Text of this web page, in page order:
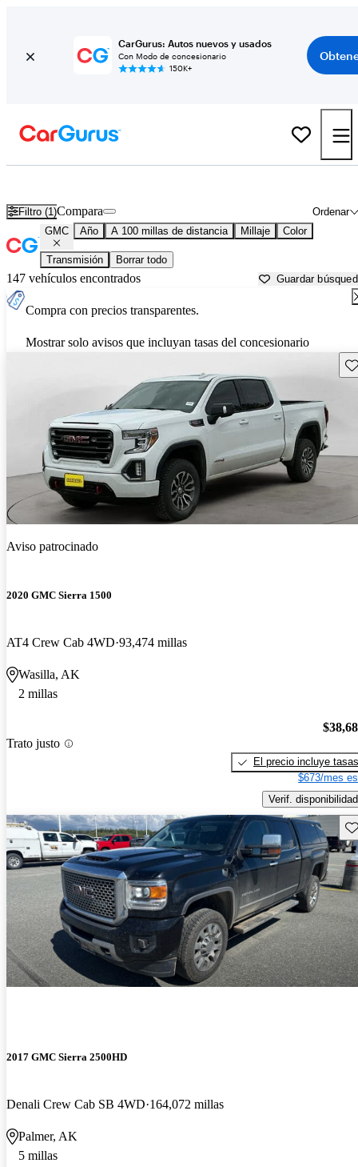
CarGurus: Autos nuevos y usados
Con Modo de concesionario
150K+
Filtro (1) Ordenar
Compara
GMC Año A 100 millas de distancia Millaje Color
Transmisión Borrar todo
147 vehículos encontrados Guardar
Compra con precios transparentes.
Mostrar solo avisos que incluyan tasas del concesionario
Aviso patrocinado
2020 GMC Sierra 1500
AT4 Crew Cab 4WD 93,474 millas
Wasilla, AK
2 millas
Trato justo
El precio incluye tasas
$673/mes
Verif. disponibilidad
2017 GMC Sierra 2500HD
Denali Crew Cab SB 4WD 164,072 millas
Palmer, AK
5 millas